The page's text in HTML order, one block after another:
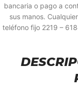
bancaria o pago a
sus manos.
teléfono fijo 2219 –